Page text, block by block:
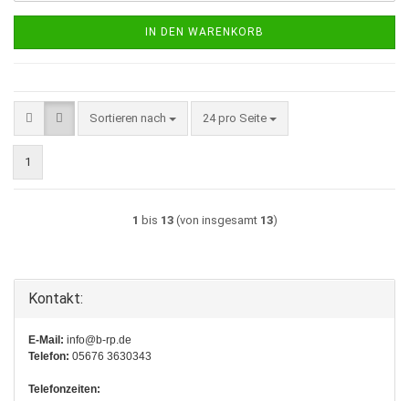
IN DEN WARENKORB
Sortieren nach
Sortieren nach 24 pro Seite
pro Seite
1
1 bis 13(von insgesamt 13)
Kontakt:
E-Mail: info@b-rp.de
Telefon: 05676 3630343
Telefonzeiten: